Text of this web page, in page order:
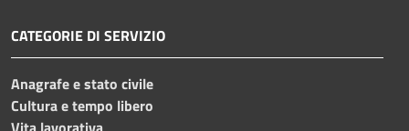
CATEGORIE DI SERVIZIO
Anagrafe e stato civile
Cultura e tempo libero